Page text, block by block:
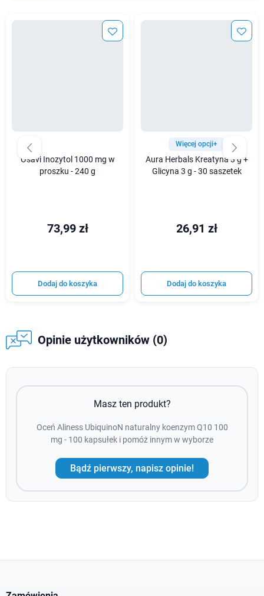
Osavi Inozytol 1000 mg w
proszku - 240 g
73,99 zł
Dodaj do koszyka
Więcej opcji+
Aura Herbals Kreatyna 3 g +
Glicyna 3 g - 30 saszetek
26,91 zł
Dodaj do koszyka
Opinie użytkowników (0)
Masz ten produkt?
Oceń Aliness UbiquinoN naturalny koenzym Q10 100
mg - 100 kapsułek i pomóż innym w wyborze
Bądź pierwszy, napisz opinie!